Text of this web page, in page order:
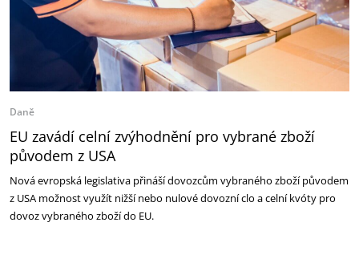
Daně
EU zavádí celní zvýhodnění pro vybrané zboží
původem z USA
Nová evropská legislativa přináší dovozcům vybraného zboží původem
z USA možnost využít nižší nebo nulové dovozní clo a celní kvóty pro
dovoz vybraného zboží do EU.